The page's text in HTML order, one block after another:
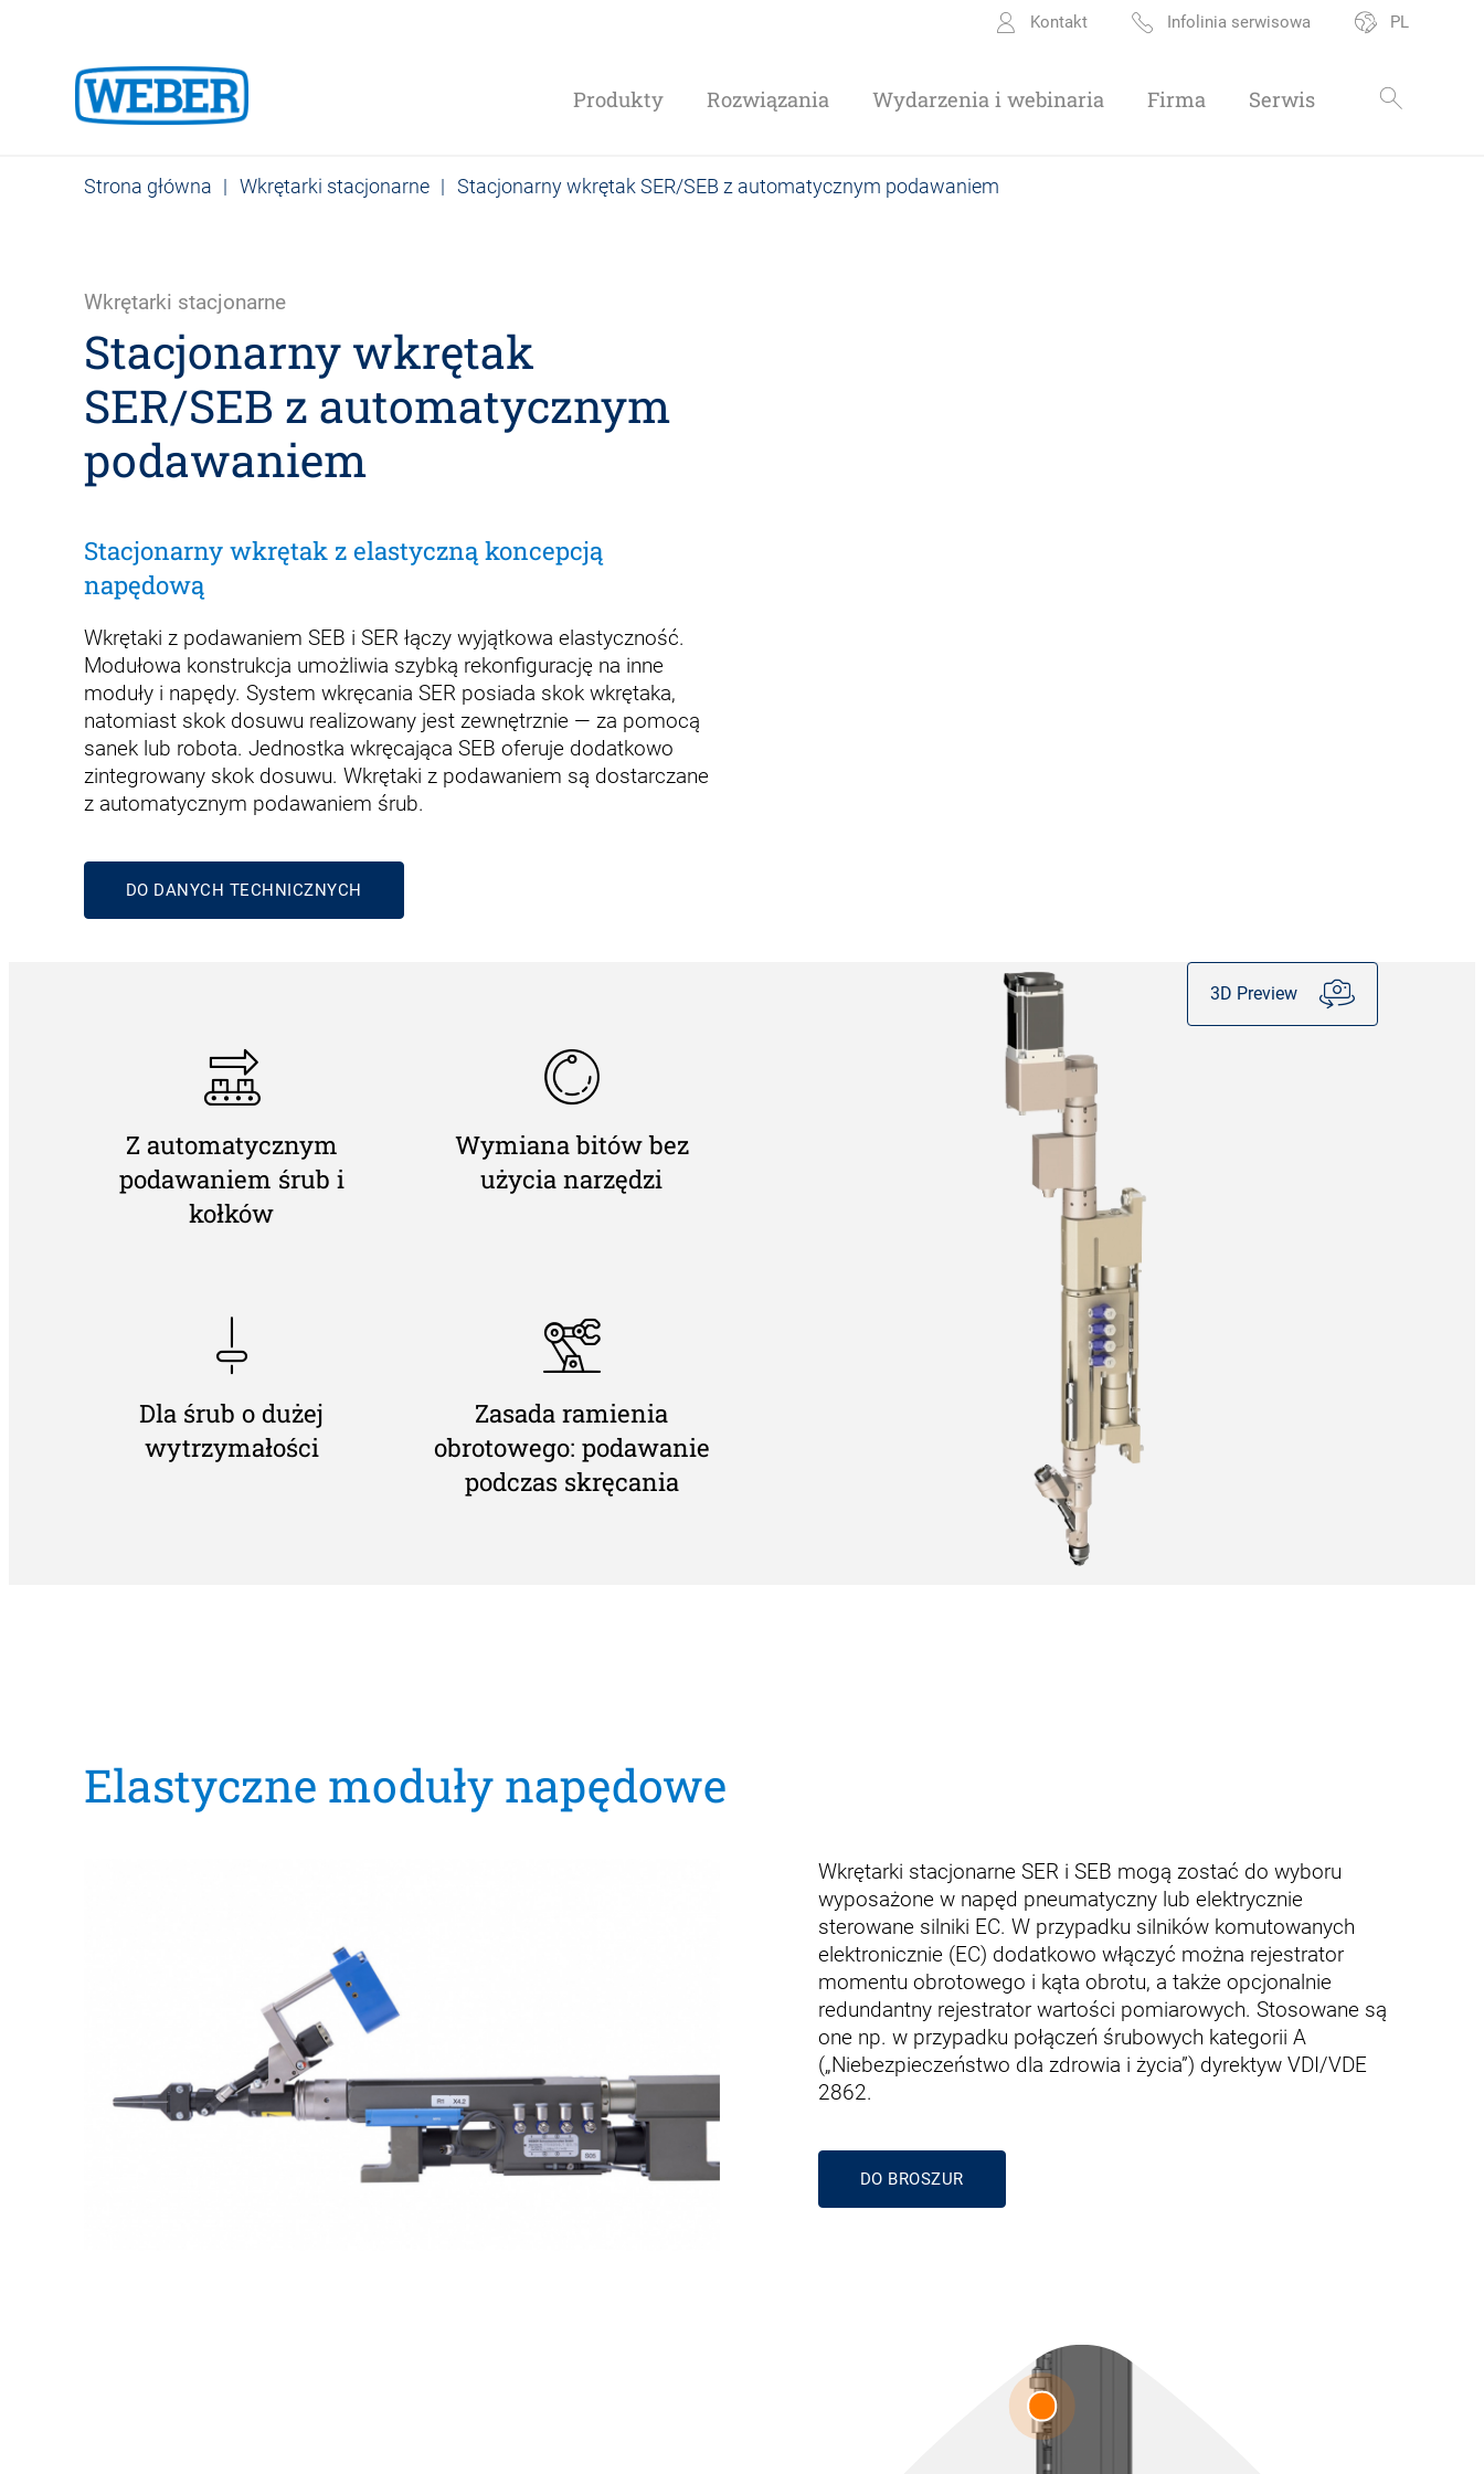
Kontakt Infolinia serwisowa PL
Produkty Rozwiązania Wydarzenia i webinaria Firma Serwis
Strona główna | Wkrętarki stacjonarne | Stacjonarny wkrętak SER/SEB z automatycznym podawaniem
Wkrętarki stacjonarne
Stacjonarny wkrętak
SER/SEB z automatycznym
podawaniem
Stacjonarny wkrętak z elastyczną koncepcją
napędową
Wkrętaki z podawaniem SEB i SER łączy wyjątkowa elastyczność.
Modułowa konstrukcja umożliwia szybką rekonfigurację na inne
moduły i napędy. System wkręcania SER posiada skok wkrętaka,
natomiast skok dosuwu realizowany jest zewnętrznie — za pomocą
sanek lub robota. Jednostka wkręcająca SEB oferuje dodatkowo
zintegrowany skok dosuwu. Wkrętaki z podawaniem są dostarczane
z automatycznym podawaniem śrub.
DO DANYCH TECHNICZNYCH
3D Preview
Z automatycznym
podawaniem śrub i
kołków
Wymiana bitów bez
użycia narzędzi
Dla śrub o dużej
wytrzymałości
Zasada ramienia
obrotowego: podawanie
podczas skręcania
Elastyczne moduły napędowe
Wkrętarki stacjonarne SER i SEB mogą zostać do wyboru
wyposażone w napęd pneumatyczny lub elektrycznie
sterowane silniki EC. W przypadku silników komutowanych
elektronicznie (EC) dodatkowo włączyć można rejestrator
momentu obrotowego i kąta obrotu, a także opcjonalnie
redundantny rejestrator wartości pomiarowych. Stosowane są
one np. w przypadku połączeń śrubowych kategorii A
(„Niebezpieczeństwo dla zdrowia i życia”) dyrektyw VDI/VDE
2862.
DO BROSZUR